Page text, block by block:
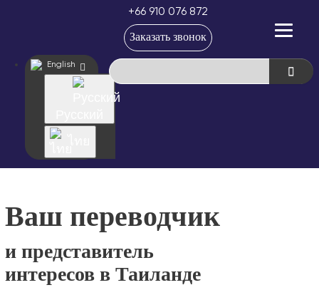
+66 910 076 872
Заказать звонок
English
Ваш переводчик
и представитель
интересов в Таиланде